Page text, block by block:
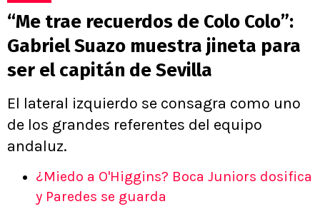
“Me trae recuerdos de Colo Colo”:
Gabriel Suazo muestra jineta para
ser el capitán de Sevilla
El lateral izquierdo se consagra como uno
de los grandes referentes del equipo
andaluz.
¿Miedo a O'Higgins? Boca Juniors dosifica
y Paredes se guarda